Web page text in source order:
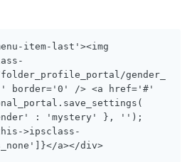
item-last'><img
gender_
border='0' /> <a href='#'
: 'mystery' }, '');
>ipsclass-
a></div>